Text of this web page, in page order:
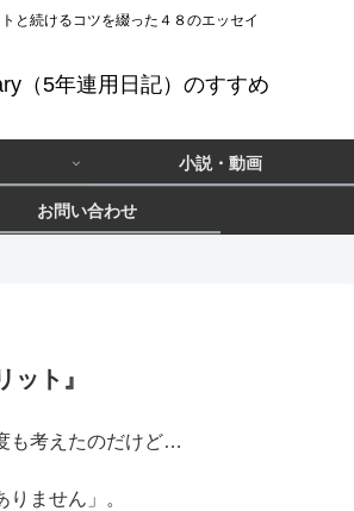
と続けるコツを綴った４８のエッセイ
（5年連用日記）のすすめ
小説・動画
お問い合わせ
ット』
も考えたのだけど…
ません」。